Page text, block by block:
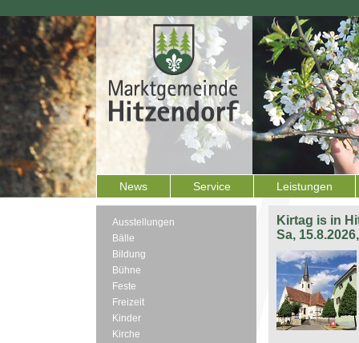
News Service Leistungen
Ausstellungen
Bälle
Bildung
Bühne
Feste
Freizeit
Kinder
Kirche
Kirtag is in
Sa,